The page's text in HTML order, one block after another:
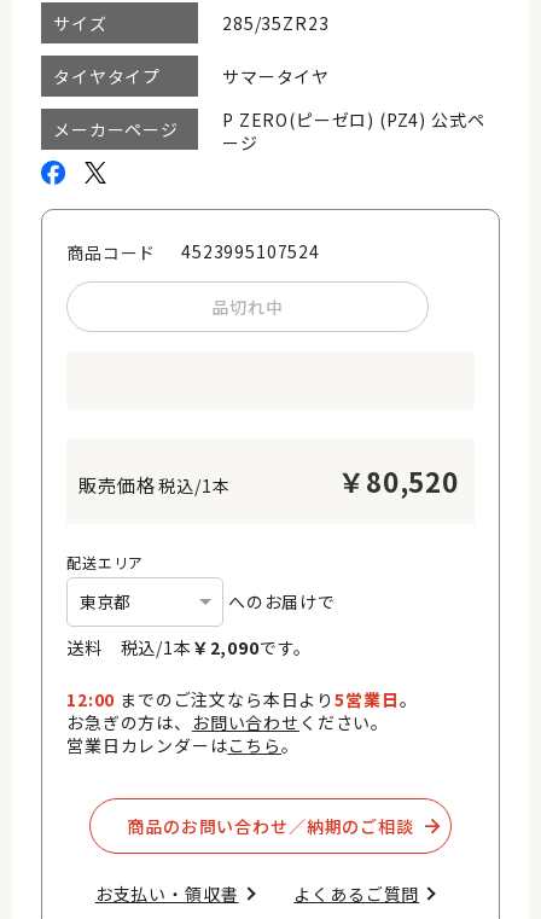
サイズ 285/35ZR23
タイヤタイプ サマータイヤ
メーカーページ
P ZERO(ピーゼロ) (PZ4) 公式ペ
ージ
商品コード 4523995107524
品切れ中
税込/1本 ￥80,520
配送エリア
へのお届けで
送料 税込/1本 ￥ 2,090です。
12:00 までのご注文なら本日より5営業日。
お急ぎの方は、 お問い合わせ ください。
営業日カレンダーはこちら。
商品のお問い合わせ／納期のご相談​
お支払い・領収書​ よくあるご質問​